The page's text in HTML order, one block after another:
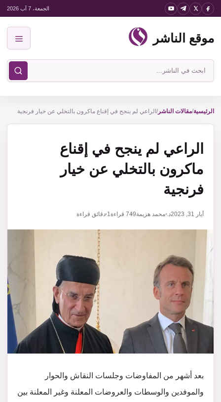
انتقل
المحتوى
الجمعة، 7 آب 2026
موقع الناشر
ابحث
في
الناشر
الرئيسية/مقالات الناشر/ الراعي لم ينجح في إقناع ماكرون بالتخلي عن خيار فرنجية
الراعي لم ينجح في إقناع
ماكرون بالتخلي عن خيار
فرنجية
أيار 31, 2023 د. محمد هزيمة749 قراءة1 دقائق قراءة
بعد أشهر من المفاوضات وجلسات النقاش والحوار
والموفدين والوسطات والعروضات المعلنة وغير المعلنة بين